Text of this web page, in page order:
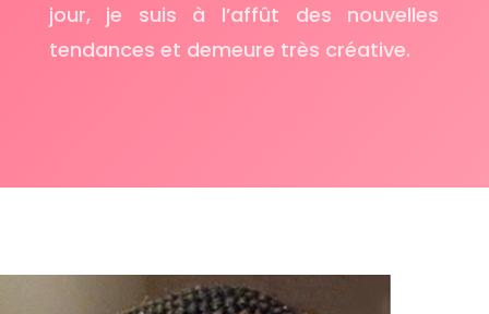
jour, je suis à l’affût des nouvelles
tendances et demeure très créative.